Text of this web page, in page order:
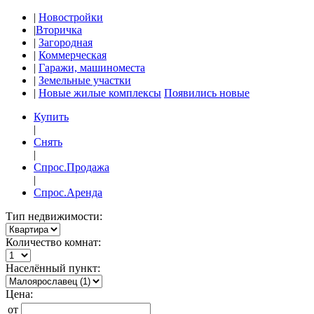
| Новостройки
|Вторичка
| Загородная
| Коммерческая
| Гаражи, машиноместа
| Земельные участки
| Новые жилые комплексы Появились новые
Купить
|
Снять
|
Спрос.Продажа
|
Спрос.Аренда
Тип недвижимости:
Количество комнат:
Населённый пункт:
Цена:
от